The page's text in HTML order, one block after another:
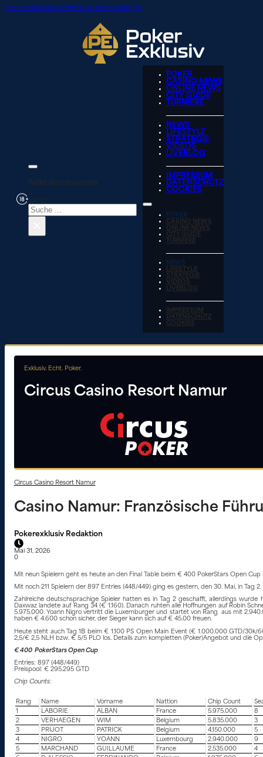
Zum Hauptinhalt springenZum Footer springen
Seite durchsuchen
POKER
CASINO NEWS
ONLINE NEWS
CITY GUIDE
TURNIERE
NEWS
LIFESTYLE
STRATEGIE
VIDEOS
LIVEBLOG
IMPRESSUM
DATENSCHUTZ
COOKIES
POKER
CASINO NEWS
ONLINE NEWS
CITY GUIDE
TURNIERE
NEWS
LIFESTYLE
STRATEGIE
VIDEOS
LIVEBLOG
IMPRESSUM
DATENSCHUTZ
COOKIES
Exklusiv. Echt. Poker.
Circus Casino Resort Namur
Circus Casino Resort Namur
Casino Namur: Französische
Pokerexklusiv Redaktion
Mai 31, 2026
0
Mit neun Spielern geht es heute an den Final Table beim € 400 PokerStars Open
Mit noch 211 Spielern der 897 Entries (448/449) ging es gestern, den 30. Mai, in
Zahlreiche deutschsprachige Spieler hatten es in Tag 2 geschafft, allerdings wurde
Daxwaz landete auf Rang 34 (€ 1.160). Danach ruhten alle Hoffnungen auf Robin
5.975.000. Yoann Nigro vertritt die Luxemburger und startet von Rang aus mit
haben € 4.600 schon sicher, der Sieger kann sich auf € 45.00 freuen.
Heute steht auch Tag 1B beim € 1.100 PS Open Main Event (€ 1.000.000 GTD/
2,5/€ 2,5 NLH bzw. € 5/5 PLO los. Details zum kompletten (Poker)Angebot und die
€ 400 PokerStars Open Cup
Entries: 897 (448/449)
Preispool: € 295.295 GTD
Chip Counts:
Rang Name Vorname Nattion Chip Count
1
LABORIE ALBAN France 5.975.000
8
2
VERHAEGEN WIM Belgium 5.835.000
3
3
PRIJOT PATRICK Belgium 4.150.000
5
4
NIGRO YOANN Luxembourg 2.940.000
9
5
MARCHAND GUILLAUME France 2.535.000
4